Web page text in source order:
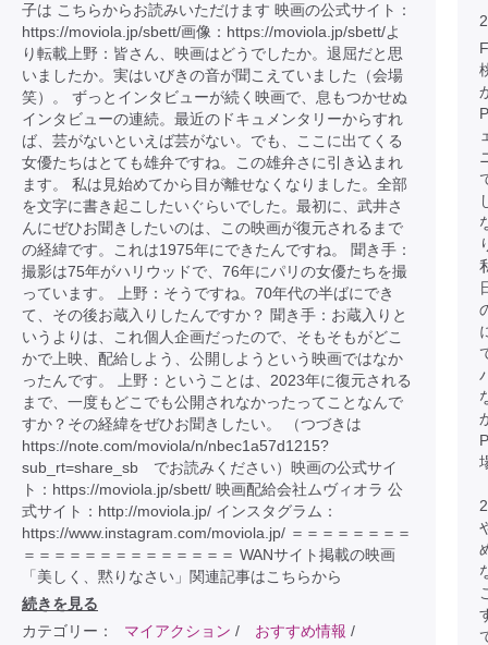
子は こちらからお読みいただけます 映画の公式サイト：
https://moviola.jp/sbett/画像：https://moviola.jp/sbett/よ
り転載上野：皆さん、映画はどうでしたか。退屈だと思
いましたか。実はいびきの音が聞こえていました（会場
笑）。 ずっとインタビューが続く映画で、息もつかせぬ
インタビューの連続。最近のドキュメンタリーからすれ
ば、芸がないといえば芸がない。でも、ここに出てくる
女優たちはとても雄弁ですね。この雄弁さに引き込まれ
ます。 私は見始めてから目が離せなくなりました。全部
を文字に書き起こしたいぐらいでした。最初に、武井さ
んにぜひお聞きしたいのは、この映画が復元されるまで
の経緯です。これは1975年にできたんですね。 聞き手：
撮影は75年がハリウッドで、76年にパリの女優たちを撮
っています。 上野：そうですね。70年代の半ばにでき
て、その後お蔵入りしたんですか？ 聞き手：お蔵入りと
いうよりは、これ個人企画だったので、そもそもがどこ
かで上映、配給しよう、公開しようという映画ではなか
ったんです。 上野：ということは、2023年に復元される
まで、一度もどこでも公開されなかったってことなんで
すか？その経緯をぜひお聞きしたい。 （つづきは
https://note.com/moviola/n/nbec1a57d1215?
sub_rt=share_sb でお読みください）映画の公式サイ
ト：https://moviola.jp/sbett/ 映画配給会社ムヴィオラ 公
式サイト：http://moviola.jp/ インスタグラム：
https://www.instagram.com/moviola.jp/ ＝＝＝＝＝＝＝＝
＝＝＝＝＝＝＝＝＝＝＝＝＝＝ WANサイト掲載の映画
「美しく、黙りなさい」関連記事はこちらから
続きを見る
カテゴリー：
マイアクション / おすすめ情報 /